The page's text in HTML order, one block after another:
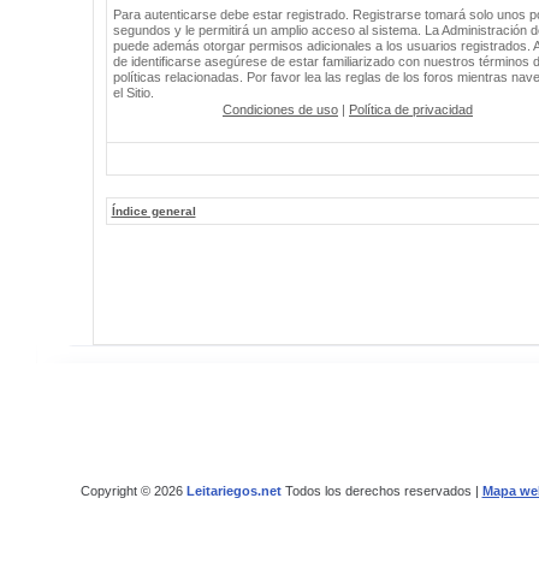
Para autenticarse debe estar registrado. Registrarse tomará solo unos
segundos y le permitirá un amplio acceso al sistema. La Administración
puede además otorgar permisos adicionales a los usuarios registrados.
de identificarse asegúrese de estar familiarizado con nuestros términos
políticas relacionadas. Por favor lea las reglas de los foros mientras
el Sitio.
Condiciones de uso | Política de privacidad
Índice general
Copyright © 2026 Leitariegos.netTodos los derechos reservados | Mapa